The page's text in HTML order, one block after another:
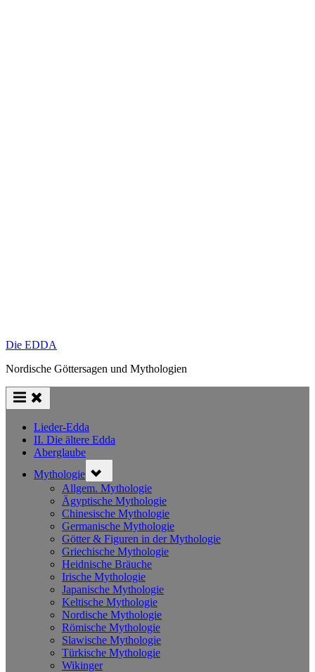
Die EDDA
Nordische Göttersagen und Mythologien
Lieder-Edda
II. Die ältere Edda
Aberglaube
Mythologie sub-
menu
Allgem. Mythologie
Ägyptische Mythologie
Chinesische Mythologie
Germanische Mythologie
Götter & Figuren in der Mythologie
Griechische Mythologie
Heidnische Bräuche
Irische Mythologie
Japanische Mythologie
Keltische Mythologie
Nordische Mythologie
Römische Mythologie
Slawische Mythologie
Türkische Mythologie
Wikinger